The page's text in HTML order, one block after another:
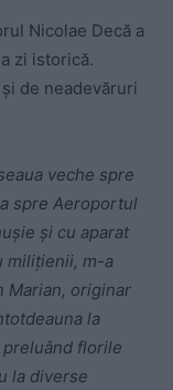
Nicolae Decă a
zi istorică.
de neadevăruri
veche spre
spre Aeroportul
şi cu aparat
miliţienii, m-a
Marian, originar
la
florile
la diverse